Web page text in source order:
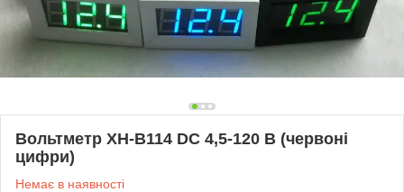
Вольтметр XH-B114 DC 4,5-120 В (червоні
цифри)
Немає в наявності